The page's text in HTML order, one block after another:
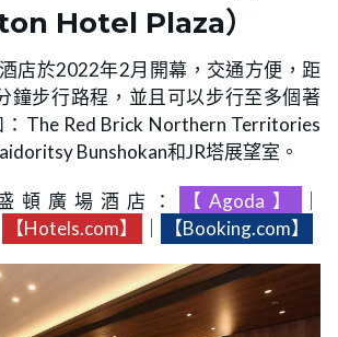
Hotel Plaza）
店於2022年2月開幕，交通方便，距
鐘步行路程，並且可以步行至多個著
The Red Brick Northern Territories
Bunshokan和JR塔展望室。
頓廣場酒店： 【Agoda】
【Hotels.com】 【Booking.com】